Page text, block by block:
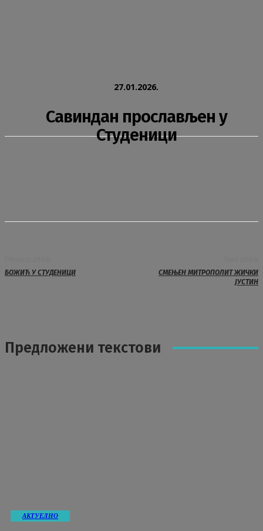
27.01.2026.
Савиндан прослављен у
Студеници
БОЖИЋ У СТУДЕНИЦИ
СМЕЊЕН МИТРОПОЛИТ ЖИЧКИ
ЈУСТИН
Предложени текстови
АКТУЕЛНО